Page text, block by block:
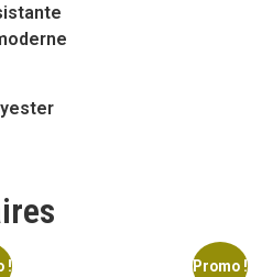
! Promo !